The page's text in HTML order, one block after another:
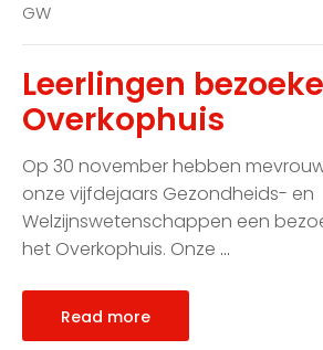
GW
Leerlingen
Overkophuis
Op 30 november hebben
onze vijfdejaars Gezondheids- en
Welzijnswetenschappen een
het Overkophuis. Onze …
Read more